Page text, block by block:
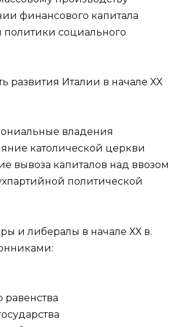
финансового капитала
социального
развития Италии в начале ХХ
владения
католической церкви
вывоза капиталов над ввозом
политической
и либералы в начале ХХ в.
равенства